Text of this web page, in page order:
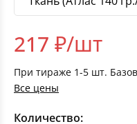
217 ₽/шт
При тираже 1-5 шт.
Все цены
Количество: